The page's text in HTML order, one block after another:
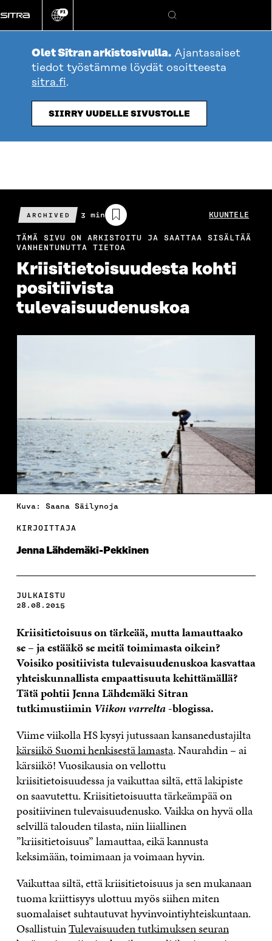
suoraan
sisältöön
Vaihda
kieli
FI
Hae
Olet Sitran arkistosivulla. Ajantasaiset
tiedot työstämme löydät osoitteesta
sitra.fi.
SIIRRY UUDELLE SIVUSTOLLE
ARCHIVED
Arvioitu
lukuaika
3 min KUUNTELE
TÄMÄ SIVU ON ARKISTOITU JA SAATTAA SISÄLTÄÄ
VANHENTUNUTTA TIETOA
Kriisitietoisuudesta kohti
positiivista
tulevaisuudenuskoa
Kuva: Saana Säilynoja
KIRJOITTAJA
Jenna Lähdemäki-Pekkinen
JULKAISTU
28.08.2015
Kriisitietoisuus on tärkeää, mutta lamauttaako
se – ja estääkö se meitä toimimasta oikein?
Voisiko positiivista tulevaisuudenuskoa kasvattaa
yhteiskunnallista empaattisuuta kehittämällä?
Tätä pohtii Jenna Lähdemäki Sitran
tutkimustiiminViikon varrelta-blogissa.
Viime viikolla HS kysyi jutussaan kansanedustajilta
kärsiikö Suomi henkisestä lamasta. Naurahdin – ai
kärsiikö! Vuosikausia on vellottu
kriisitietoisuudessa ja vaikuttaa siltä, että lakipiste
on saavutettu. Kriisitietoisuutta tärkeämpää on
positiivinen tulevaisuudenusko. Vaikka on hyvä olla
selvillä talouden tilasta, niin liiallinen
”kriisitietoisuus” lamauttaa, eikä kannusta
keksimään, toimimaan ja voimaan hyvin.
Vaikuttaa siltä, että kriisitietoisuus ja sen mukanaan
tuoma kriittisyys ulottuu myös siihen miten
suomalaiset suhtautuvat hyvinvointiyhteiskuntaan.
OsallistuinTulevaisuuden tutkimuksen seuran